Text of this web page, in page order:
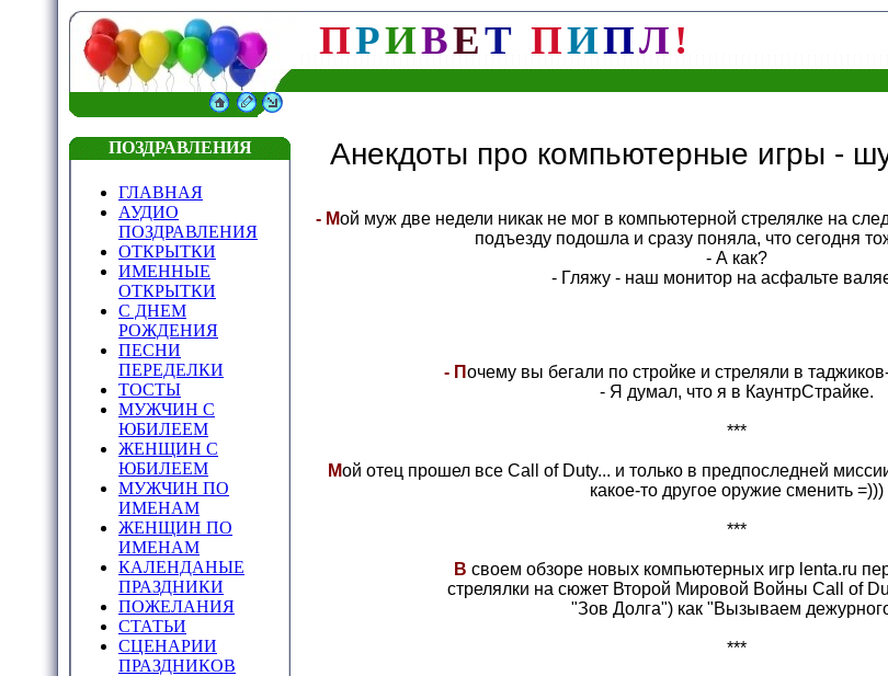
ПРИВЕТ ПИПЛ!
ПОЗДРАВЛЕНИЯ
ГЛАВНАЯ
АУДИО
ПОЗДРАВЛЕНИЯ
ОТКРЫТКИ
ИМЕННЫЕ
ОТКРЫТКИ
С ДНЕМ
РОЖДЕНИЯ
ПЕСНИ
ПЕРЕДЕЛКИ
ТОСТЫ
МУЖЧИН С
ЮБИЛЕЕМ
ЖЕНЩИН С
ЮБИЛЕЕМ
МУЖЧИН ПО
ИМЕНАМ
ЖЕНЩИН ПО
ИМЕНАМ
КАЛЕНДАНЫЕ
ПРАЗДНИКИ
ПОЖЕЛАНИЯ
СТАТЬИ
СЦЕНАРИИ
ПРАЗДНИКОВ
Анекдоты про компьютерные игры -
- Мой муж две недели никак не мог в компьютерной стрелялке на
подъезду подошла и сразу поняла, что сегодня
- А как?
- Гляжу - наш монитор на асфальте
- Почему вы бегали по стройке и стреляли в
- Я думал, что я в КаунтрСтрайке.
***
Мой отец прошел все Call of Duty... и только в предпоследней
какое-то другое оружие сменить =)))
***
В своем обзоре новых компьютерных игр lenta.ru
стрелялки на сюжет Второй Мировой Войны Call of
"Зов Долга") как "Вызываем
***